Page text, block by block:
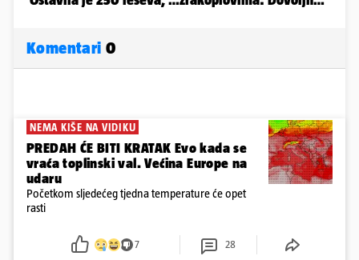
Komentari 0
NEMA KIŠE NA VIDIKU
PREDAH ĆE BITI KRATAK Evo kada se
vraća toplinski val. Većina Europe na
udaru
Početkom sljedećeg tjedna temperature će opet
rasti
7 28